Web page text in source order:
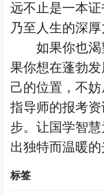
远不止是一本
乃至人生的深厚
如果你也
果你想在蓬勃
己的位置，不
指导师的报考
步。让国学智
出独特而温暖的
标签